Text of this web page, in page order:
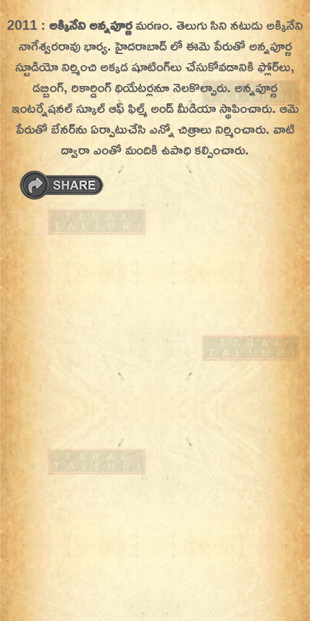
Skip
to
content
On This Day
Today in History | On This Day | This Day in
History | Today in India | What Happened
Today in India | Charitralo eroju | charitra lo
eroju |
2011 :అక్కినేని అన్నపూర్ణమరణం. తెలుగు సిని నటుడు అక్కినేని
నాగేశ్వరరావు భార్య. హైదరాబాద్ లో ఈమె పేరుతో అన్నపూర్ణ
స్టూడియో నిర్మించి అక్కడ షూటింగ్‌లు చేసుకోవడానికి ఫ్లోర్‌లు,
డబ్బింగ్, రికార్డింగ్ థియేటర్లనూ నెలకొల్పారు. అన్నపూర్ణ
ఇంటర్నేషనల్ స్కూల్ ఆఫ్ ఫిల్మ్ అండ్ మీడియా స్థాపించారు. ఆమె
పేరుతో బేనర్‌ను ఏర్పాటుచేసి ఎన్నో చిత్రాలు నిర్మించారు. వాటి
ద్వారా ఎంతో మందికి ఉపాధి కల్పించారు.